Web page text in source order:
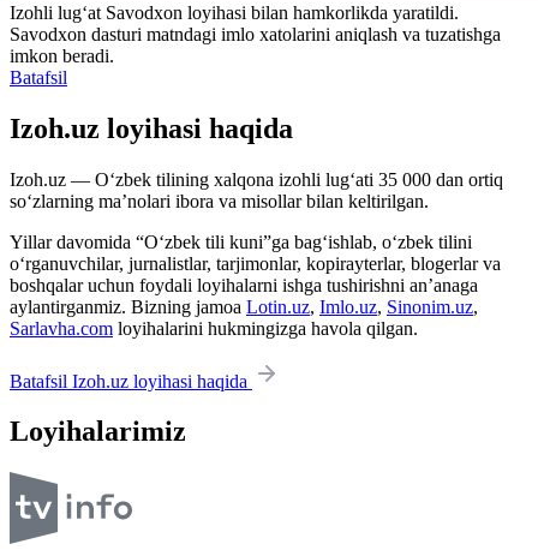
Izohli lugʻat Savodxon loyihasi bilan hamkorlikda yaratildi.
Savodxon dasturi matndagi imlo xatolarini aniqlash va tuzatishga
imkon beradi.
Batafsil
Izoh.uz loyihasi haqida
Izoh.uz — O‘zbek tilining xalqona izohli lug‘ati 35 000 dan ortiq
so‘zlarning ma’nolari ibora va misollar bilan keltirilgan.
Yillar davomida “O‘zbek tili kuni”ga bag‘ishlab, o‘zbek tilini
o‘rganuvchilar, jurnalistlar, tarjimonlar, kopirayterlar, blogerlar va
boshqalar uchun foydali loyihalarni ishga tushirishni an’anaga
aylantirganmiz. Bizning jamoa Lotin.uz, Imlo.uz, Sinonim.uz,
Sarlavha.com loyihalarini hukmingizga havola qilgan.
Batafsil Izoh.uz loyihasi haqida
Loyihalarimiz